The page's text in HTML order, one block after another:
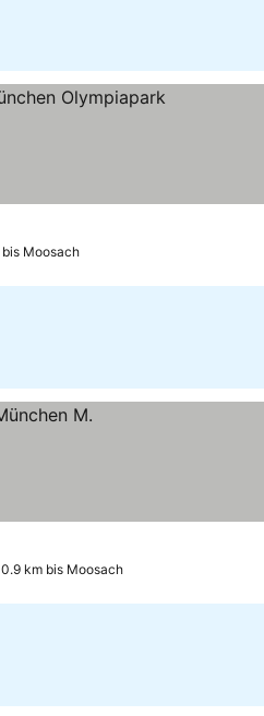
Moosach
0.9 km bis Moosach